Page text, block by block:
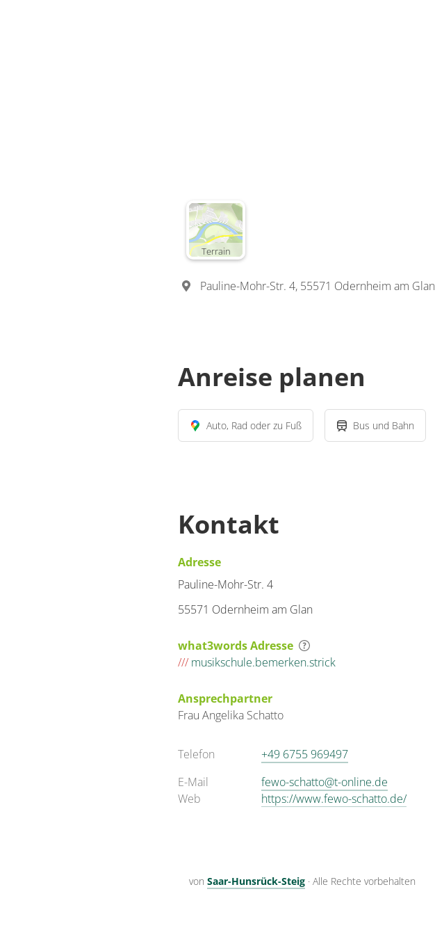
Terrain
Pauline-Mohr-Str. 4, 55571 Odernheim am Glan
Anreise planen
Auto, Rad oder zu Fuß Bus und Bahn
Kontakt
Adresse
Pauline-Mohr-Str. 4
55571 Odernheim am Glan
what3words Adresse
/// musikschule.bemerken.strick
Ansprechpartner
Frau Angelika Schatto
Telefon
+49 6755 969497
E-Mail
fewo-schatto@t-online.de
Web
https://www.fewo-schatto.de/
von Saar-Hunsrück-Steig · Alle Rechte vorbehalten